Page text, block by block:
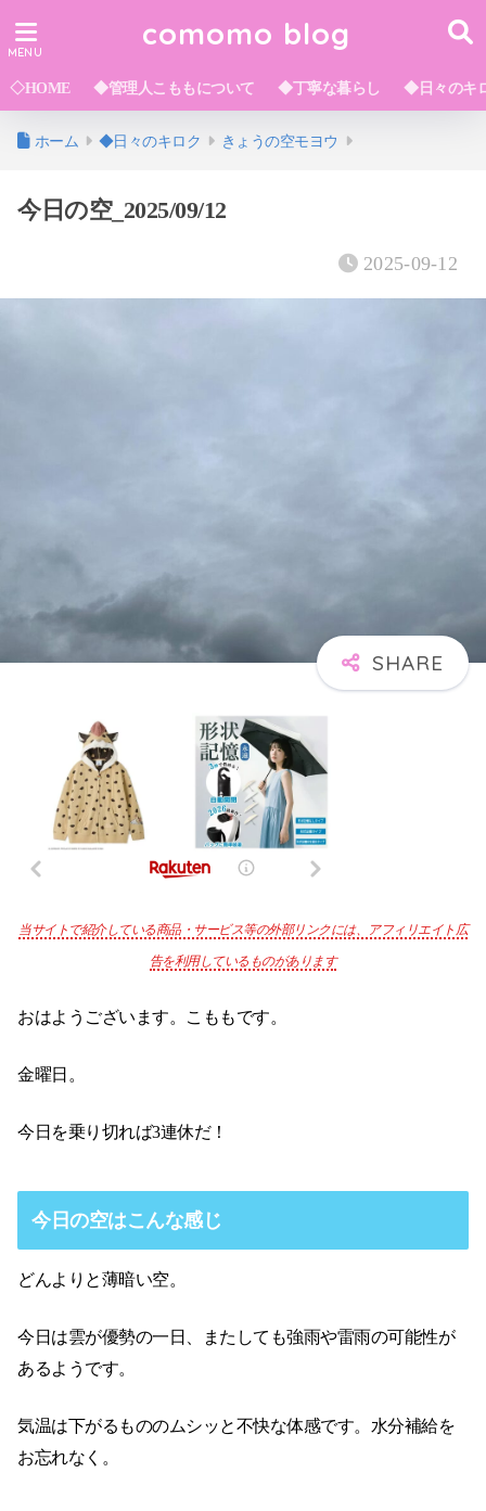
comomo blog
◇HOME ◆管理人こももについて ◆丁寧な暮らし ◆日々のキ
ホーム ◆日々のキロク きょうの空モヨウ
今日の空_2025/09/12
2025-09-12
当サイトで紹介している商品・サービス等の外部リンクには、アフィリエイト広
告を利用しているものがあります
おはようございます。こももです。
金曜日。
今日を乗り切れば3連休だ！
今日の空はこんな感じ
どんよりと薄暗い空。
今日は雲が優勢の一日、またしても強雨や雷雨の可能性が
あるようです。
気温は下がるもののムシッと不快な体感です。水分補給を
お忘れなく。